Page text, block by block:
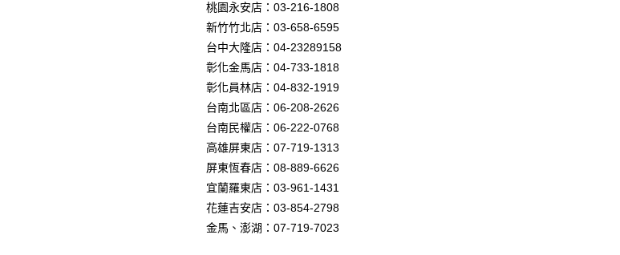
Google Pay
全盈+PAY
AFTEE先享後付
相關說明
【關於「AFTEE先享後付」】
AFTEE先享後付是「在收到商品之後才付款」的支付方式。 讓您購物簡單
便利好安心！
１．簡單：不需註冊會員、不需綁卡、不需儲值。
２．便利：只要手機號碼，簡訊認證，即可結帳。
【「AFTEE先享後付」結帳流程】
１．於結帳方式選擇「AFTEE先享後付」後，將跳轉至「AFTEE先享後
付」結帳頁面，進行簡訊認證並確認金額後，即可完成結帳。
ATM付款
運送方式
每筆NT$180，滿NT$5,000(含以上)免運費
桃園永安店：03-216-1808
新竹竹北店：03-658-6595
台中大隆店：04-23289158
彰化金馬店：04-733-1818
彰化員林店：04-832-1919
台南北區店：06-208-2626
台南民權店：06-222-0768
高雄屏東店：07-719-1313
屏東恆春店：08-889-6626
宜蘭羅東店：03-961-1431
花蓮吉安店：03-854-2798
金馬、澎湖：07-719-7023